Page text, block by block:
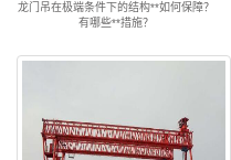
龙门吊在极端条件下的结构**如何保障？
有哪些**措施？